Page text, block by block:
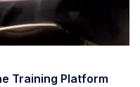
Training Platform